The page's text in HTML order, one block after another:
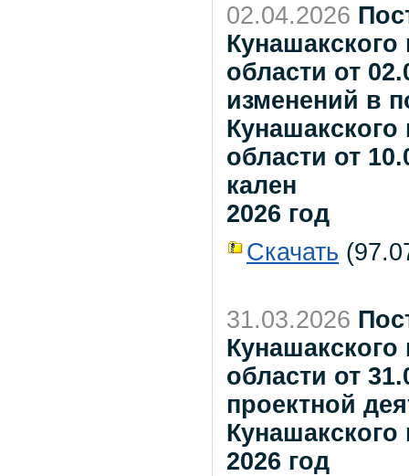
02.04.2026
области от
изменений в
области от
кален
2026 год
Скачать
31.03.2026
области от
проектной
Кунашакского
2026 год